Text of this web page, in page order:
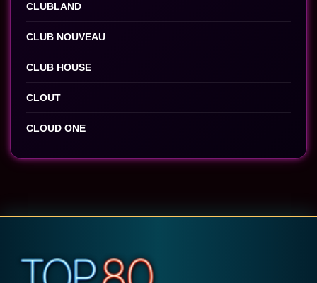
CLUBLAND
CLUB NOUVEAU
CLUB HOUSE
CLOUT
CLOUD ONE